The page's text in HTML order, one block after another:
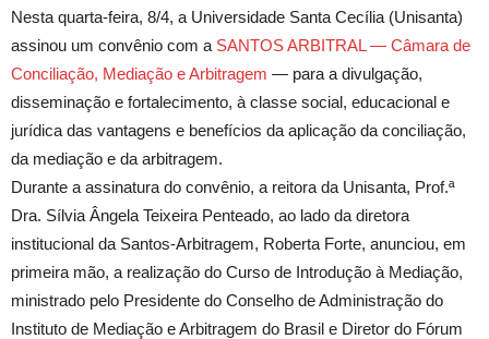
Nesta quarta-feira, 8/4, a Universidade Santa Cecília (Unisanta)
assinou um convênio com a SANTOS ARBITRAL — Câmara de
Conciliação, Mediação e Arbitragem — para a divulgação,
disseminação e fortalecimento, à classe social, educacional e
jurídica das vantagens e benefícios da aplicação da conciliação,
da mediação e da arbitragem.
Durante a assinatura do convênio, a reitora da Unisanta, Prof.ª
Dra. Sílvia Ângela Teixeira Penteado, ao lado da diretora
institucional da Santos-Arbitragem, Roberta Forte, anunciou, em
primeira mão, a realização do Curso de Introdução à Mediação,
ministrado pelo Presidente do Conselho de Administração do
Instituto de Mediação e Arbitragem do Brasil e Diretor do Fórum